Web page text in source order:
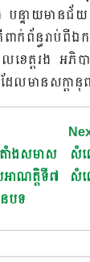
ទាយមានជ័យ
គីពាក់ព័ន្ធរា
ខេត្តរង អភិ
ែលមានសក្តា
តាំង​សមាស
អាណត្តិទី៧
នបទ
សំណ
សំ